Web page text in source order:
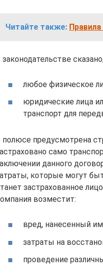
Читайте также:
законодательстве
любое физическое
юридические лица
транспорт для
полюсе предусмотрена
само
данного
которые могут
застрахованное
возместит:
вред, нанесенный
затраты на
проведение